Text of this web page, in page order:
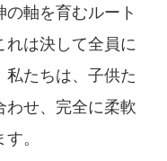
軸を育むルート
れは決して全員に
たちは、子供た
わせ、完全に柔軟
。